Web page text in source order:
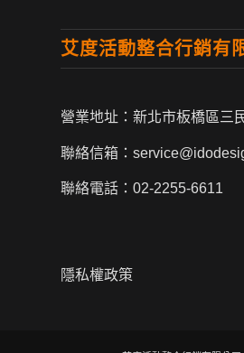
艾度活動整合行銷有
營業地址：新北市板橋區三
聯絡信箱：
聯絡電話： 02-2255-6611
隱私權政策